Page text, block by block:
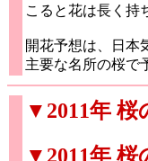
こると花は長く持
開花予想は、日本
主要な名所の桜で
▼2011年 桜
▼2011年 桜